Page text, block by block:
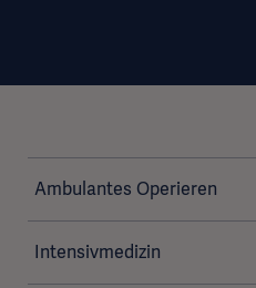
Ambulantes Operieren
Intensivmedizin